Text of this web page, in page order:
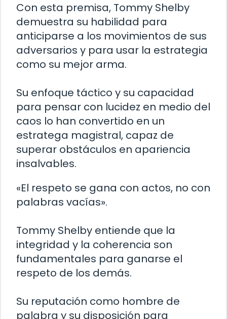
Con esta premisa, Tommy Shelby
demuestra su habilidad para
anticiparse a los movimientos de sus
adversarios y para usar la estrategia
como su mejor arma.
Su enfoque táctico y su capacidad
para pensar con lucidez en medio del
caos lo han convertido en un
estratega magistral, capaz de
superar obstáculos en apariencia
insalvables.
«El respeto se gana con actos, no con
palabras vacías».
Tommy Shelby entiende que la
integridad y la coherencia son
fundamentales para ganarse el
respeto de los demás.
Su reputación como hombre de
palabra y su disposición para